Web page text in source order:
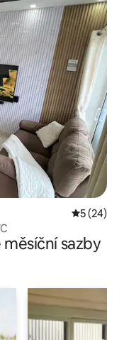
Průměrné
5 (24)
sazby